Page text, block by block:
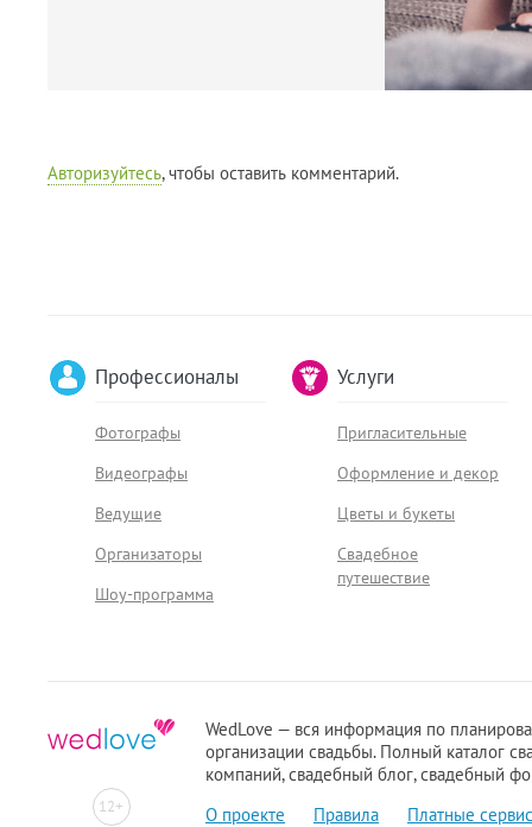
Авторизуйтесь, чтобы оставить комментарий.
Профессионалы
Фотографы
Видеографы
Ведущие
Организаторы
Шоу-программа
Услуги
Пригласительные
Оформление и декор
Цветы и букеты
Свадебное
путешествие
12+
WedLove — вся информация по
организации свадьбы. Полный каталог
компаний, свадебный блог, свадебный
О проекте
Правила Платные